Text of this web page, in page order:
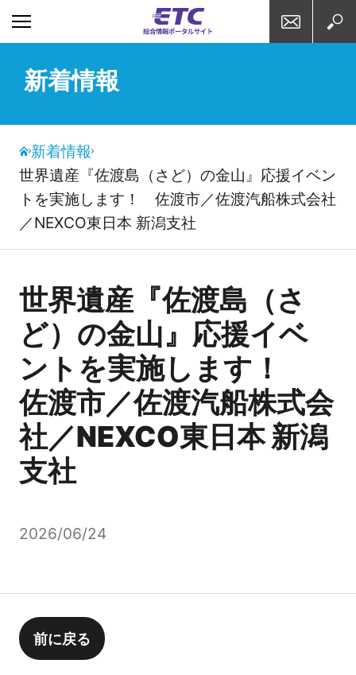
新着情報
新着情報
世界遺産『佐渡島（さど）の金山』応援イベン
トを実施します！ 佐渡市／佐渡汽船株式会社
／NEXCO東日本 新潟支社
世界遺産『佐渡島（さ
ど）の金山』応援イベ
ントを実施します！
佐渡市／佐渡汽船株式会
社／NEXCO東日本 新潟
支社
2026/06/24
前に戻る